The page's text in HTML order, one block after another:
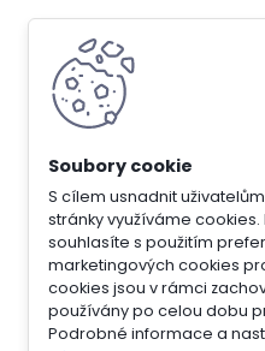
S cílem usnadnit
stránky využíváme cookies.
souhlasíte s použitím
marketingových cookies
cookies jsou v rámci
používány po celou dobu
Podrobné informace a